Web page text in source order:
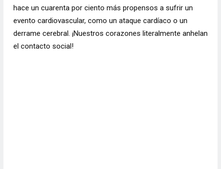
hace un cuarenta por ciento más propensos a sufrir un
evento cardiovascular, como un ataque cardíaco o un
derrame cerebral. ¡Nuestros corazones literalmente anhelan
el contacto social!